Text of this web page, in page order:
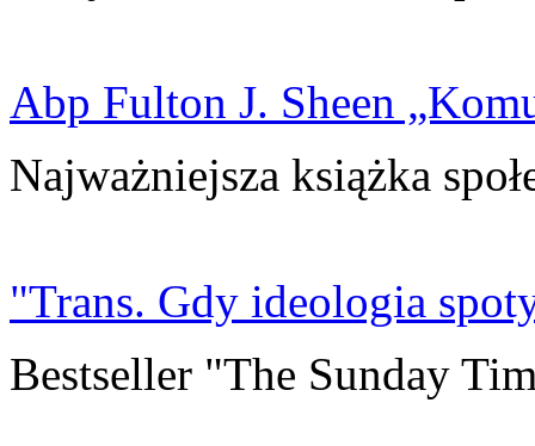
Abp Fulton J. Sheen
Najważniejsza książka
"Trans. Gdy ideologia
Bestseller "The Sunday